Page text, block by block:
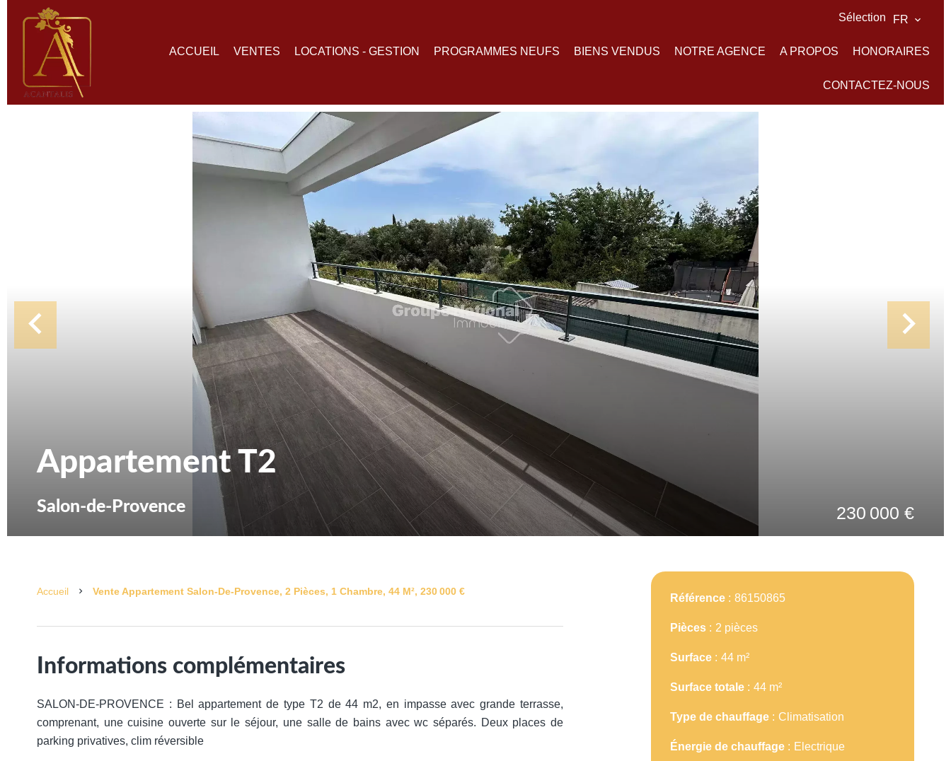
Sélection FR
ACCUEIL VENTES LOCATIONS - GESTION PROGRAMMES NEUFS BIENS VENDUS NOTRE AGENCE A PROPOS HONORAIRES
CONTACTEZ-NOUS
Appartement T2
Salon-de-Provence 230 000 €
Accueil Vente Appartement Salon-De-Provence, 2 Pièces, 1 Chambre, 44 M², 230 000 €
Informations complémentaires
SALON-DE-PROVENCE : Bel appartement de type T2 de 44 m2, en impasse avec grande terrasse,
comprenant, une cuisine ouverte sur le séjour, une salle de bains avec wc séparés. Deux places de
parking privatives, clim réversible
Référence 86150865
Pièces 2 pièces
Surface 44 m²
Surface totale 44 m²
Type de chauffage Climatisation
Énergie de chauffage Electrique